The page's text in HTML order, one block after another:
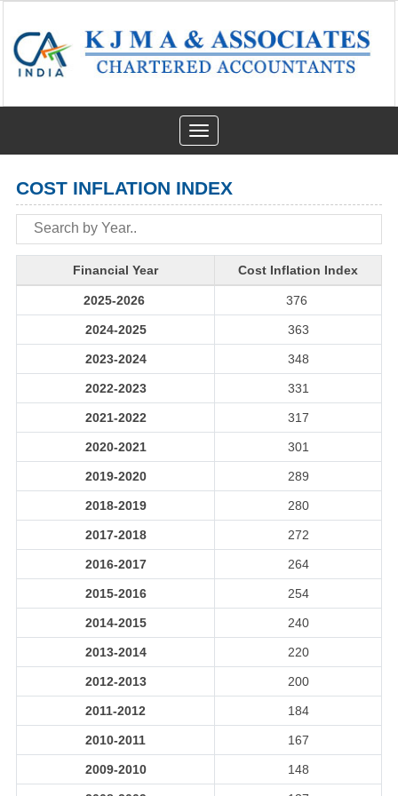
Toggle
navigation
COST INFLATION INDEX
Financial Year Cost Inflation Index
2025-2026 376
2024-2025 363
2023-2024 348
2022-2023 331
2021-2022 317
2020-2021 301
2019-2020 289
2018-2019 280
2017-2018 272
2016-2017 264
2015-2016 254
2014-2015 240
2013-2014 220
2012-2013 200
2011-2012 184
2010-2011 167
2009-2010 148